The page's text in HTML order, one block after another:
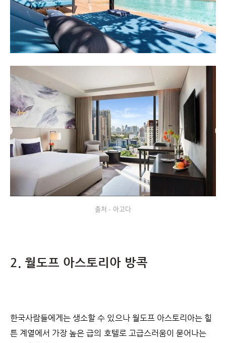
출처 - 아고다
2. 월도프 아스토리아 방콕
한국사람들에게는 생소할 수 있으나 월도프 아스토리아는 힐
튼 계열에서 가장 높은 급의 호텔로 고급스러움이 묻어나는